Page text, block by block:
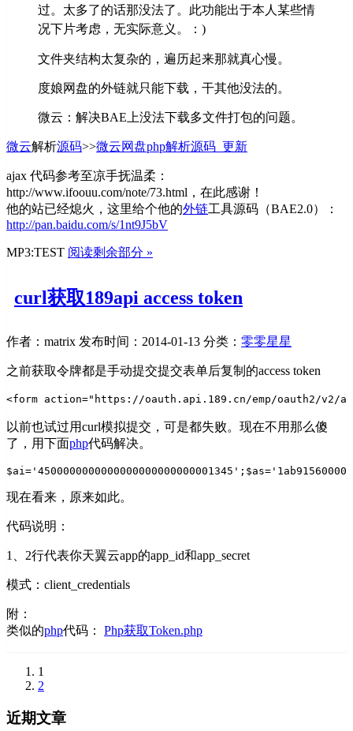
过。太多了的话那没法了。此功能出于本人某些情
况下片考虑，无实际意义。：)
文件夹结构太复杂的，遍历起来那就真心慢。
度娘网盘的外链就只能下载，干其他没法的。
微云：解决BAE上没法下载多文件打包的问题。
微云解析源码>>微云网盘php解析源码_更新
ajax 代码参考至凉手抚温柔：
http://www.ifoouu.com/note/73.html，在此感谢！
他的站已经熄火，这里给个他的外链工具源码（BAE2.0）：
http://pan.baidu.com/s/1nt9J5bV
MP3:TEST 阅读剩余部分 »
curl获取189api access token
作者：matrix 发布时间：2014-01-13 分类： 零零星星
之前获取令牌都是手动提交提交表单后复制的access token
<form action="https://oauth.api.189.cn/emp/oauth2/v2/
以前也试过用curl模拟提交，可是都失败。现在不用那么傻
了，用下面php代码解决。
$ai='4500000000000000000000000001345';
现在看来，原来如此。
代码说明：
1、2行代表你天翼云app的app_id和app_secret
模式：client_credentials
附：
类似的php代码： Php获取Token.php
1
2
近期文章